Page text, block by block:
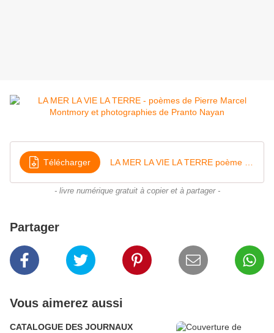
Télécharger
- livre numérique gratuit à copier et à partager -
Partager
Vous aimerez aussi
CATALOGUE DES JOURNAUX